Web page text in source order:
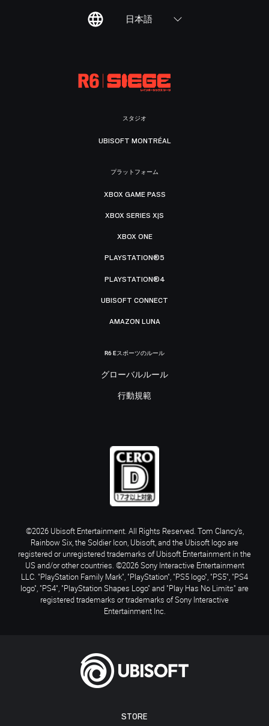
日本語
STORE
スタジオ
UBISOFT MONTRÉAL
プラットフォーム
XBOX GAME PASS
XBOX SERIES X|S
XBOX ONE
PLAYSTATION®5
PLAYSTATION®4
UBISOFT CONNECT
AMAZON LUNA
R6 Eスポーツのルール
グローバルルール
行動規範
©2026 Ubisoft Entertainment. All Rights Reserved. Tom Clancy’s,
Rainbow Six, the Soldier Icon, Ubisoft, and the Ubisoft logo are
registered or unregistered trademarks of Ubisoft Entertainment in the
US and/or other countries. ©2026 Sony Interactive Entertainment
LLC. "PlayStation Family Mark", "PlayStation", "PS5 logo", "PS5", "PS4
logo", "PS4", "PlayStation Shapes Logo" and "Play Has No Limits" are
registered trademarks or trademarks of Sony Interactive
Entertainment Inc.